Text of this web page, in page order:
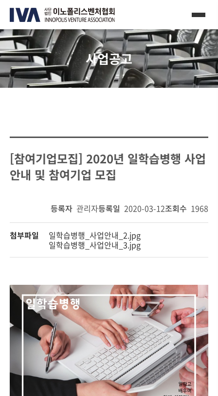
사업공고
[참여기업모집] 2020년 일학습병행 사업
안내 및 참여기업 모집
등록자 관리자등록일 2020-03-12조회수 1968
첨부파일
일학습병행_사업안내_2.jpg
일학습병행_사업안내_3.jpg